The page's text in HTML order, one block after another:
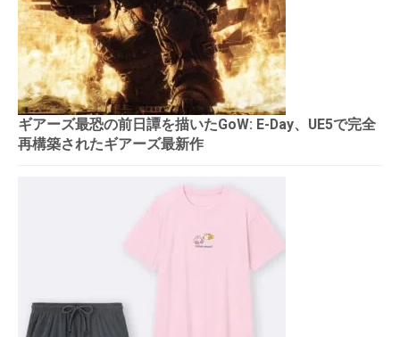
ギアーズ最恐の前日譚を描いたGoW: E-Day、UE5で完全
再構築されたギアーズ最新作